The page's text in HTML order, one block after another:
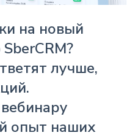
на новый
лучше,
опыт наших